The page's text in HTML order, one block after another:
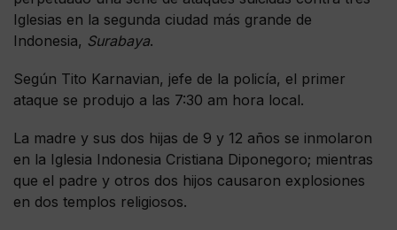
Iglesias en la segunda ciudad más grande de
Indonesia, Surabaya.
Según Tito Karnavian, jefe de la policía, el primer
ataque se produjo a las 7:30 am hora local.
La madre y sus dos hijas de 9 y 12 años se inmolaron
en la Iglesia Indonesia Cristiana Diponegoro; mientras
que el padre y otros dos hijos causaron explosiones
en dos templos religiosos.